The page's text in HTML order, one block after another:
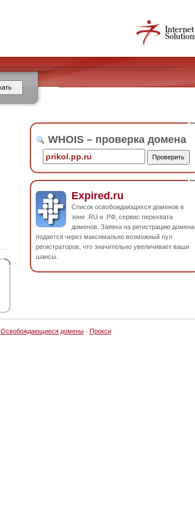
WHOIS – проверка домена
Expired.ru
Список освобождающихся доменов в
зоне .RU и .РФ, сервис перехвата
доменов. Заявка на регистрацию домена
подается через максимально возможный пул
регистраторов, что значительно увеличивает ваши
шансы.
Освобождающиеся домены· Прокси